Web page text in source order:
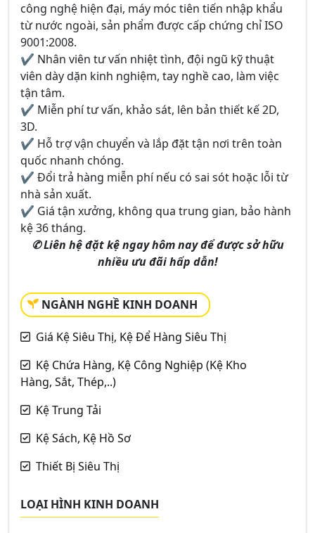
công nghệ hiện đại, máy móc tiên tiến nhập khẩu
từ nước ngoài, sản phẩm được cấp chứng chỉ ISO
9001:2008.
✔ Nhân viên tư vấn nhiệt tình, đội ngũ kỹ thuật
viên dày dặn kinh nghiệm, tay nghề cao, làm việc
tận tâm.
✔ Miễn phí tư vấn, khảo sát, lên bản thiết kế 2D,
3D.
✔ Hỗ trợ vận chuyển và lắp đặt tận nơi trên toàn
quốc nhanh chóng.
✔ Đổi trả hàng miễn phí nếu có sai sót hoặc lỗi từ
nhà sản xuất.
✔ Giá tận xưởng, không qua trung gian, bảo hành
kệ 36 tháng.
✆ Liên hệ đặt kệ ngay hôm nay để được sở hữu
nhiều ưu đãi hấp dẫn!
NGÀNH NGHỀ KINH DOANH
Giá Kệ Siêu Thị, Kệ Để Hàng Siêu Thị
Kệ Chứa Hàng, Kệ Công Nghiệp (Kệ Kho
Hàng, Sắt, Thép,..)
Kệ Trung Tải
Kệ Sách, Kệ Hồ Sơ
Thiết Bị Siêu Thị
LOẠI HÌNH KINH DOANH